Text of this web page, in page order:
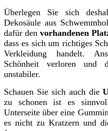
Überlegen Sie sich
Dekosäule aus
dafür den vorhandenen
dass es sich um richtiges
Verkleidung handelt.
Schönheit verloren und
unstabiler.
Schauen Sie sich auch die
zu schonen ist es
Unterseite über eine
es nicht zu Kratzern und